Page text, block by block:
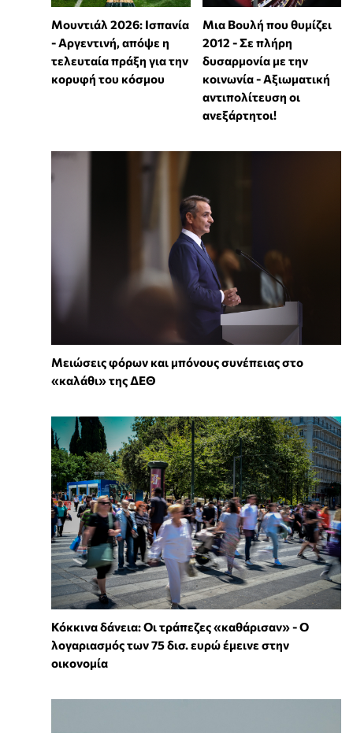
Μουντιάλ 2026: Ισπανία
- Αργεντινή, απόψε η
τελευταία πράξη για την
κορυφή του κόσμου
Μια Βουλή που θυμίζει
2012 - Σε πλήρη
δυσαρμονία με την
κοινωνία - Αξιωματική
αντιπολίτευση οι
ανεξάρτητοι!
Μειώσεις φόρων και μπόνους συνέπειας στο
«καλάθι» της ΔΕΘ
Κόκκινα δάνεια: Οι τράπεζες «καθάρισαν» - O
λογαριασμός των 75 δισ. ευρώ έμεινε στην
οικονομία